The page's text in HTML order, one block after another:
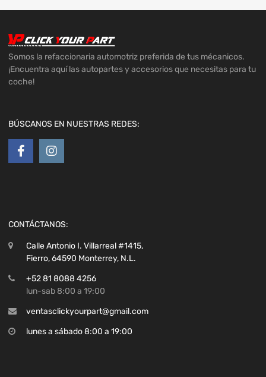
Somos la refaccionaria automotriz preferida de tus mécanicos.
¡Encuentra aquí las autopartes y accesorios que necesitas para tu
coche!
BÚSCANOS EN NUESTRAS REDES:
CONTÁCTANOS:
Calle Antonio I. Villarreal #1415,
Fierro, 64590 Monterrey, N.L.
+52 81 8088 4256
lun-sab 8:00 a 19:00
ventasclickyourpart@gmail.com
lunes a sábado 8:00 a 19:00